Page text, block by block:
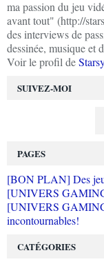
SUIVEZ-MOI
ma passion du jeu
avant tout" (http://
des interviews de
dessinée, musique et
Voir le profil de
PAGES
[BON PLAN] Des
[UNIVERS
[UNIVERS
incontournables!
CATÉGORIES